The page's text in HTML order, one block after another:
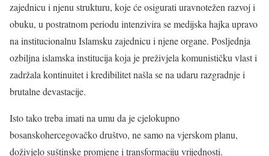
zajednicu i njenu strukturu, koje će osigurati uravnotežen razvoj i
obuku, u postratnom periodu intenzivira se medijska hajka upravo
na institucionalnu Islamsku zajednicu i njene organe. Posljednja
ozbiljna islamska institucija koja je preživjela komunističku vlast i
zadržala kontinuitet i kredibilitet našla se na udaru razgradnje i
brutalne devastacije.
Isto tako treba imati na umu da je cjelokupno
bosanskohercegovačko društvo, ne samo na vjerskom planu,
doživjelo suštinske promjene i transformaciju vrijednosti.